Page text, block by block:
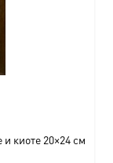
киоте 20×24 см